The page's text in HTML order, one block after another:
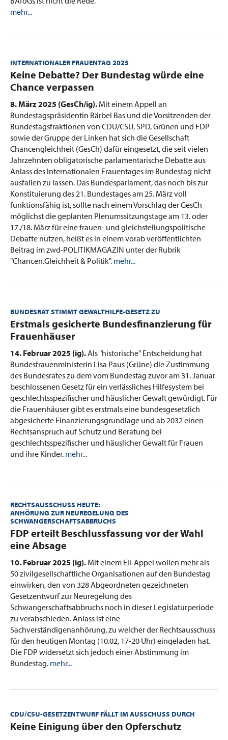
mehr...
INTERNATIONALER FRAUENTAG 2025
:Keine Debatte? Der Bundestag würde eine
Chance verpassen
8. März 2025 (GesCh/ig). Mit einem Appell an
Bundestagspräsidentin Bärbel Bas und die Vorsitzenden der
Bundestagsfraktionen von CDU/CSU, SPD, Grünen und FDP
sowie der Gruppe der Linken hat sich die Gesellschaft
Chancengleichheit (GesCh) dafür eingesetzt, die seit vielen
Jahrzehnten obligatorische parlamentarische Debatte aus
Anlass des Internationalen Frauentages im Bundestag nicht
ausfallen zu lassen. Das Bundesparlament, das noch bis zur
Konstituierung des 21. Bundestages am 25. März voll
funktionsfähig ist, sollte nach einem Vorschlag der GesCh
möglichst die geplanten Plenumssitzungstage am 13. oder
17./18. März für eine frauen- und gleichstellungspolitische
Debatte nutzen, heißt es in einem vorab veröffentlichten
Beitrag im zwd-POLITIKMAGAZIN unter der Rubrik
"Chancen.Gleichheit & Politik". mehr...
BUNDESRAT STIMMT GEWALTHILFE-GESETZ ZU
:Erstmals gesicherte Bundesfinanzierung für
Frauenhäuser
14. Februar 2025 (ig).Als "historische" Entscheidung hat
Bundesfrauenministerin Lisa Paus (Grüne) die Zustimmung
des Bundesrates zu dem vom Bundestag zuvor am 31. Januar
beschlossenen Gesetz für ein verlässliches Hilfesystem bei
geschlechtsspezifischer und häuslicher Gewalt gewürdigt. Für
die Frauenhäuser gibt es erstmals eine bundesgesetzlich
abgesicherte Finanzierungsgrundlage und ab 2032 einen
Rechtsanspruch auf Schutz und Beratung bei
geschlechtsspezifischer und häuslicher Gewalt für Frauen
und ihre Kinder. mehr...
RECHTSAUSSCHUSS HEUTE:
ANHÖRUNG ZUR NEUREGELUNG DES
SCHWANGERSCHAFTSABBRUCHS
:FDP erteilt Beschlussfassung vor der Wahl
eine Absage
10. Februar 2025 (ig). Mit einem Eil-Appel wollen mehr als
50 zivilgesellschaftliche Organisationen auf den Bundestag
einwirken, den von 328 Abgeordneten gezeichneten
Gesetzentwurf zur Neuregelung des
Schwangerschaftsabbruchs noch in dieser Legislaturperiode
zu verabschieden. Anlass ist eine
Sachverständigenanhörung, zu welcher der Rechtsausschuss
für den heutigen Montag (10.02, 17-20 Uhr) eingeladen hat.
Die FDP widersetzt sich jedoch einer Abstimmung im
Bundestag. mehr...
CDU/CSU-GESETZENTWURF FÄLLT IM AUSSCHUSS DURCH
:Keine Einigung über den Opferschutz